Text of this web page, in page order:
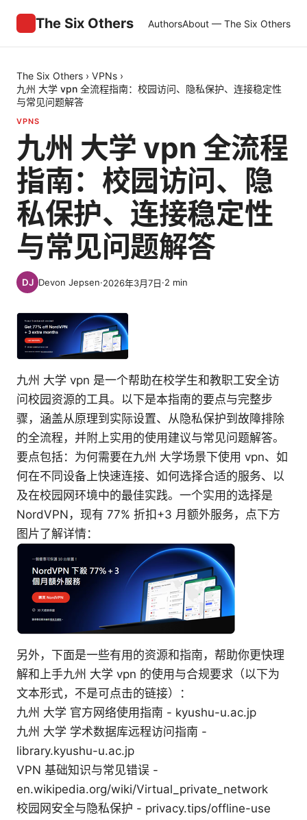
The Six Others AuthorsAbout — The Six Others
The Six Others › VPNs ›
九州 大学 vpn 全流程指南：校园访问、隐私保护、连接稳定性
与常见问题解答
VPNS
九州 大学 vpn 全流程
指南：校园访问、隐
私保护、连接稳定性
与常见问题解答
Devon Jepsen·2026年3月7日·2 min
九州 大学 vpn 是一个帮助在校学生和教职工安全访
问校园资源的工具。以下是本指南的要点与完整步
骤，涵盖从原理到实际设置、从隐私保护到故障排除
的全流程，并附上实用的使用建议与常见问题解答。
要点包括：为何需要在九州 大学场景下使用 vpn、如
何在不同设备上快速连接、如何选择合适的服务、以
及在校园网环境中的最佳实践。一个实用的选择是
NordVPN，现有 77% 折扣+3 月额外服务，点下方
图片了解详情：
另外，下面是一些有用的资源和指南，帮助你更快理
解和上手九州 大学 vpn 的使用与合规要求（以下为
文本形式，不是可点击的链接）：
九州 大学 官方网络使用指南 - kyushu-u.ac.jp
九州 大学 学术数据库远程访问指南 -
library.kyushu-u.ac.jp
VPN 基础知识与常见错误 -
en.wikipedia.org/wiki/Virtual_private_network
校园网安全与隐私保护 - privacy.tips/offline-use